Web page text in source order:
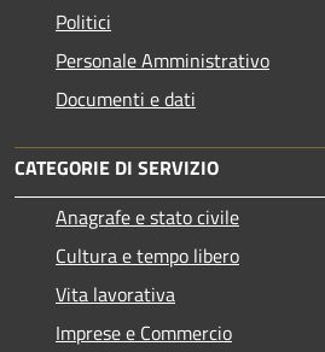
Politici
Personale Amministrativo
Documenti e dati
CATEGORIE DI SERVIZIO
Anagrafe e stato civile
Cultura e tempo libero
Vita lavorativa
Imprese e Commercio